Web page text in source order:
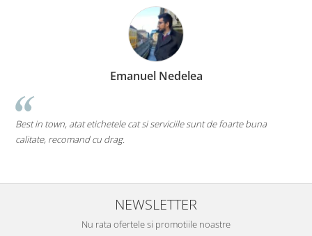
Emanuel Nedelea
Best in town, atat etichetele cat si serviciile sunt de foarte buna
calitate, recomand cu drag.
NEWSLETTER
Nu rata ofertele si promotiile noastre